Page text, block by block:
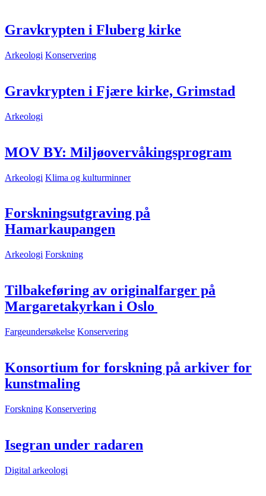
Gravkrypten i Fluberg kirke
Arkeologi Konservering
Gravkrypten i Fjære kirke, Grimstad
Arkeologi
MOV BY: Miljøovervåkingsprogram
Arkeologi Klima og kulturminner
Forskningsutgraving på
Hamarkaupangen
Arkeologi Forskning
Tilbakeføring av originalfarger på
Margaretakyrkan i Oslo
Fargeundersøkelse Konservering
Konsortium for forskning på arkiver for
kunstmaling
Forskning Konservering
Isegran under radaren
Digital arkeologi